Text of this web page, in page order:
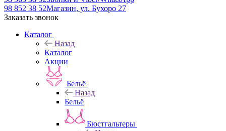
98 852 38 52Магазин, ул. Бухоро 27
Заказать звонок
Каталог
Назад
Каталог
Акции
Бельё
Назад
Бельё
Бюстгальтеры